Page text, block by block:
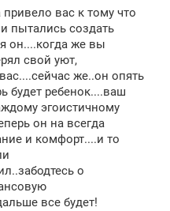
вас к тому что
пытались создать
он....когда же вы
свой уют,
же..он опять
будет ребенок....ваш
эгоистичному
он на всегда
и комфорт....и то
о
все будет!